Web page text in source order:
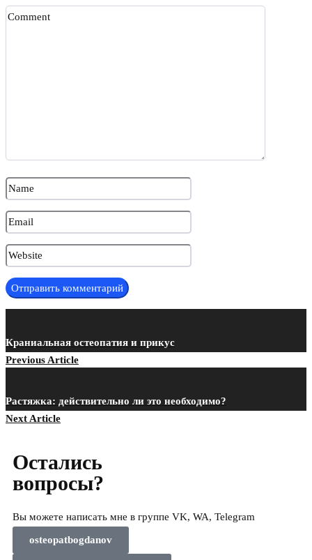
Краниальная остеопатия и прикус
Previous Article
Растяжка: действительно ли это необходимо?​
Next Article
Остались
вопросы?
Вы можете написать мне в группе VK, WA, Telegram
osteopatbogdanov